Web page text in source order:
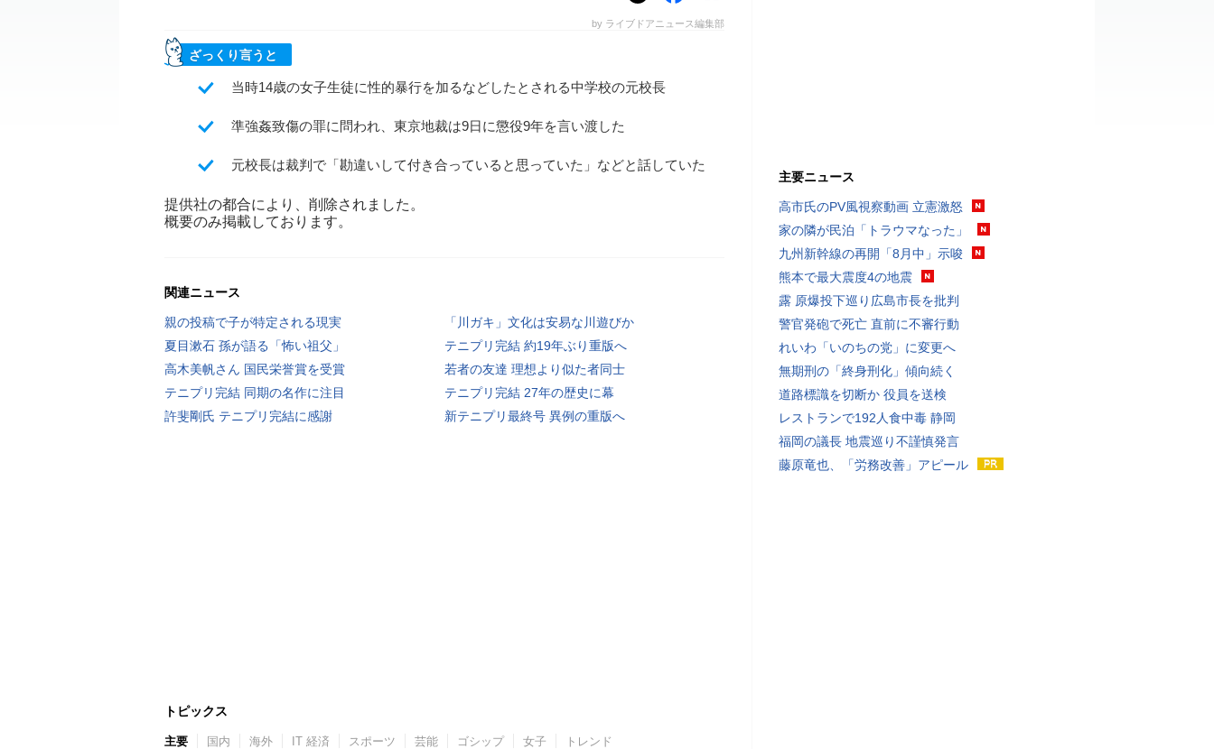
by ライブドアニュース編集部
ざっくり言うと
当時14歳の女子生徒に性的暴行を加るなどしたとされる中学校の元校長
準強姦致傷の罪に問われ、東京地裁は9日に懲役9年を言い渡した
元校長は裁判で「勘違いして付き合っていると思っていた」などと話していた
提供社の都合により、削除されました。
概要のみ掲載しております。
関連ニュース
親の投稿で子が特定される現実
「川ガキ」文化は安易な川遊びか
夏目漱石 孫が語る「怖い祖父」
テニプリ完結 約19年ぶり重版へ
高木美帆さん 国民栄誉賞を受賞
若者の友達 理想より似た者同士
テニプリ完結 同期の名作に注目
テニプリ完結 27年の歴史に幕
許斐剛氏 テニプリ完結に感謝
新テニプリ最終号 異例の重版へ
トピックス
主要 国内 海外 IT 経済 スポーツ 芸能 ゴシップ 女子 トレンド
主要ニュース
高市氏のPV風視察動画 立憲激怒
家の隣が民泊「トラウマなった」
九州新幹線の再開「8月中」示唆
熊本で最大震度4の地震
露 原爆投下巡り広島市長を批判
警官発砲で死亡 直前に不審行動
れいわ「いのちの党」に変更へ
無期刑の「終身刑化」傾向続く
道路標識を切断か 役員を送検
レストランで192人食中毒 静岡
福岡の議長 地震巡り不謹慎発言
藤原竜也、「労務改善」アピール